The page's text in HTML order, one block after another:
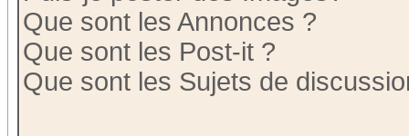
Que sont les Annonces ?
Que sont les Post-it ?
Que sont les Sujets de